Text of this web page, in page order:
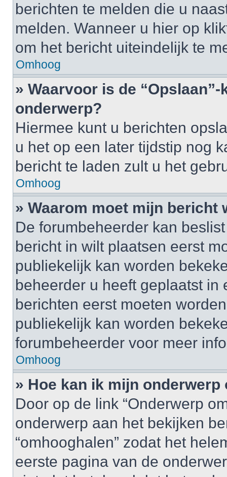
berichten te melden die u
melden. Wanneer u hier op
om het bericht uiteindelijk te
Omhoog
» Waarvoor is de
onderwerp?
Hiermee kunt u berichten
u het op een later tijdstip nog
bericht te laden zult u het
Omhoog
» Waarom moet mijn bericht
De forumbeheerder kan
bericht in wilt plaatsen eerst
publiekelijk kan worden
beheerder u heeft geplaatst
berichten eerst moeten
publiekelijk kan worden
forumbeheerder voor meer
Omhoog
» Hoe kan ik mijn onderwerp
Door op de link “Onderwerp
onderwerp aan het bekijken
“omhooghalen” zodat het
eerste pagina van de